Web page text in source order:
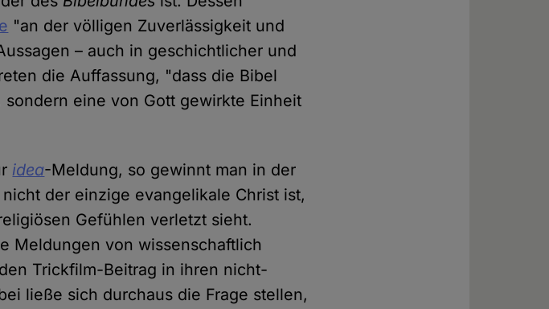
"an der völligen Zuverlässigkeit und
– auch in geschichtlicher und
die Auffassung, "dass die Bibel
eine von Gott gewirkte Einheit
idea-Meldung, so gewinnt man in der
der einzige evangelikale Christ ist,
Gefühlen verletzt sieht.
Meldungen von wissenschaftlich
Trickfilm-Beitrag in ihren nicht-
ließe sich durchaus die Frage stellen,